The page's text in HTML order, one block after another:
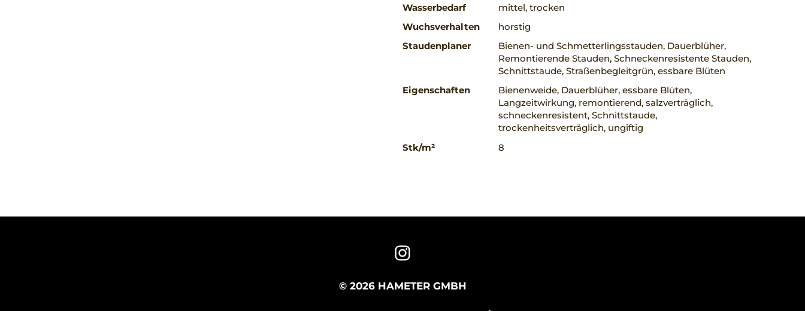
Wasserbedarf
mittel, trocken
Wuchsverhalten
horstig
Staudenplaner
Bienen- und Schmetterlingsstauden, Dauerblüher,
Remontierende Stauden, Schneckenresistente Stauden,
Schnittstaude, Straßenbegleitgrün, essbare Blüten
Eigenschaften
Bienenweide, Dauerblüher, essbare Blüten,
Langzeitwirkung, remontierend, salzverträglich,
schneckenresistent, Schnittstaude,
trockenheitsverträglich, ungiftig
Stk/m²
8
© 2026 HAMETER GMBH